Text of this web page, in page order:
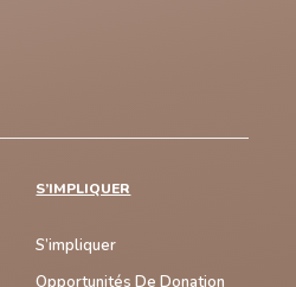
S’IMPLIQUER
S’impliquer
Opportunités De Donation